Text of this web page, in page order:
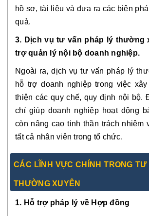
hồ sơ, tài liệu và đưa ra các biện
quả.
3. Dịch vụ tư vấn pháp lý thường
trợ quản lý nội bộ doanh nghiệp.
Ngoài ra, dịch vụ tư vấn pháp lý
hỗ trợ doanh nghiệp trong việc
thiện các quy chế, quy định nội bộ.
chỉ giúp doanh nghiệp hoạt động
còn nâng cao tinh thần trách nhiệm
tất cả nhân viên trong tổ chức.
CÁC LĨNH VỰC CHÍNH TRONG
THƯỜNG XUYÊN
1. Hỗ trợ pháp lý về Hợp đồng